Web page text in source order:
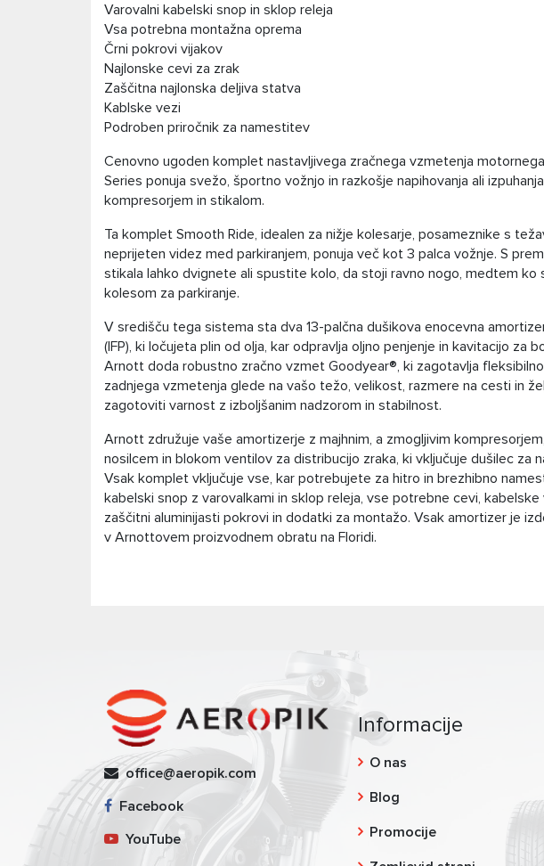
Varovalni kabelski snop in sklop releja
Vsa potrebna montažna oprema
Črni pokrovi vijakov
Najlonske cevi za zrak
Zaščitna najlonska deljiva statva
Kablske vezi
Podroben priročnik za namestitev
Cenovno ugoden komplet nastavljivega zračnega vzmetenja
Series ponuja svežo, športno vožnjo in razkošje napihovanja ali
kompresorjem in stikalom.
Ta komplet Smooth Ride, idealen za nižje kolesarje, posameznike s
neprijeten videz med parkiranjem, ponuja več kot 3 palca vožnje. S
stikala lahko dvignete ali spustite kolo, da stoji ravno nogo, medtem ko
kolesom za parkiranje.
V središču tega sistema sta dva 13-palčna dušikova enocevna
(IFP), ki ločujeta plin od olja, kar odpravlja oljno penjenje in kavitacijo za
Arnott doda robustno zračno vzmet Goodyear®, ki zagotavlja
zadnjega vzmetenja glede na vašo težo, velikost, razmere na cesti in
zagotoviti varnost z izboljšanim nadzorom in stabilnost.
Arnott združuje vaše amortizerje z majhnim, a zmogljivim
nosilcem in blokom ventilov za distribucijo zraka, ki vključuje dušilec za
Vsak komplet vključuje vse, kar potrebujete za hitro in brezhibno
kabelski snop z varovalkami in sklop releja, vse potrebne cevi,
zaščitni aluminijasti pokrovi in ​​dodatki za montažo. Vsak amortizer je
v Arnottovem proizvodnem obratu na Floridi.
office@aeropik.com
Facebook
YouTube
Informacije
O nas
Blog
Promocije